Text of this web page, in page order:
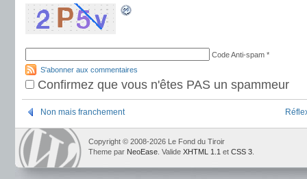
Code Anti-spam *
S'abonner aux commentaires
Confirmez que vous n'êtes PAS un spammeur
Non mais franchement
Copyright © 2008-2026 Le Fond du Tiroir
Theme par NeoEase . Valide XHTML 1.1 et CSS 3